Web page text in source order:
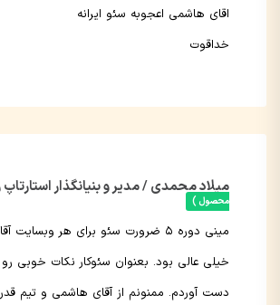
اقای هاشمی اعجوبه سئو ایرانه
خداقوت
میلاد محمدی / مدیر و بنیانگذار استارتاپ
محصول )
مینی دوره ۵ ضرورت سئو برای هر
خیلی عالی بود. بعنوان سئوکار نکات خوبی رو
دست آوردم. ممنونم از آقای هاشمی و تیم